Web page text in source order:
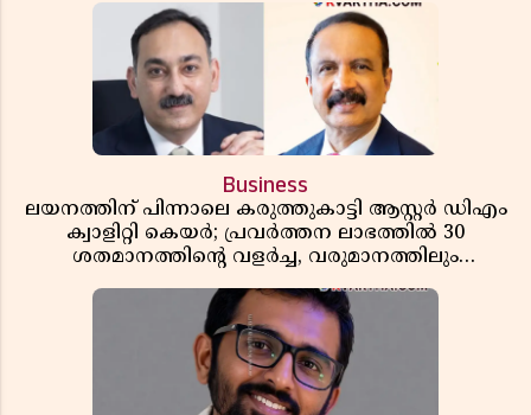
Business
ലയനത്തിന് പിന്നാലെ കരുത്തുകാട്ടി ആസ്റ്റർ ഡിഎം
ക്വാളിറ്റി കെയർ; പ്രവർത്തന ലാഭത്തിൽ 30
ശതമാനത്തിൻ്റെ വളർച്ച, വരുമാനത്തിലും
റിപ്പോർട്ട് പുറത്ത്